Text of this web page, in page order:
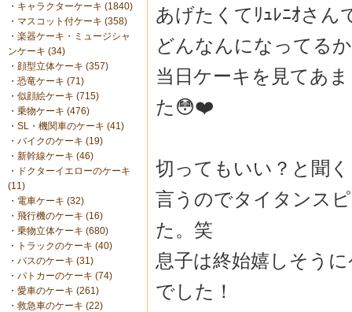
・ キャラクターケーキ (1840)
・ マスコット付ケーキ (358)
・ 楽器ケーキ・ミュージシャ
ンケーキ (34)
・ 顔型立体ケーキ (357)
・ 恐竜ケーキ (71)
・ 似顔絵ケーキ (715)
・ 乗物ケーキ (476)
・ SL・機関車のケーキ (41)
・ バイクのケーキ (19)
・ 新幹線ケーキ (46)
・
ドクターイエローのケーキ
(11)
・ 電車ケーキ (32)
・ 飛行機のケーキ (16)
・ 乗物立体ケーキ (680)
・
トラックのケーキ (40)
・ バスのケーキ (31)
・ パトカーのケーキ (74)
・ 愛車のケーキ (261)
・ 救急車のケーキ (22)
あげたくてﾘｭﾚﾆｵさん
どんなんになってる
当日ケーキを見てあ
た😳❤️
切ってもいい？と聞
言うのでタイタンス
た。笑
息子は終始嬉しそう
でした！